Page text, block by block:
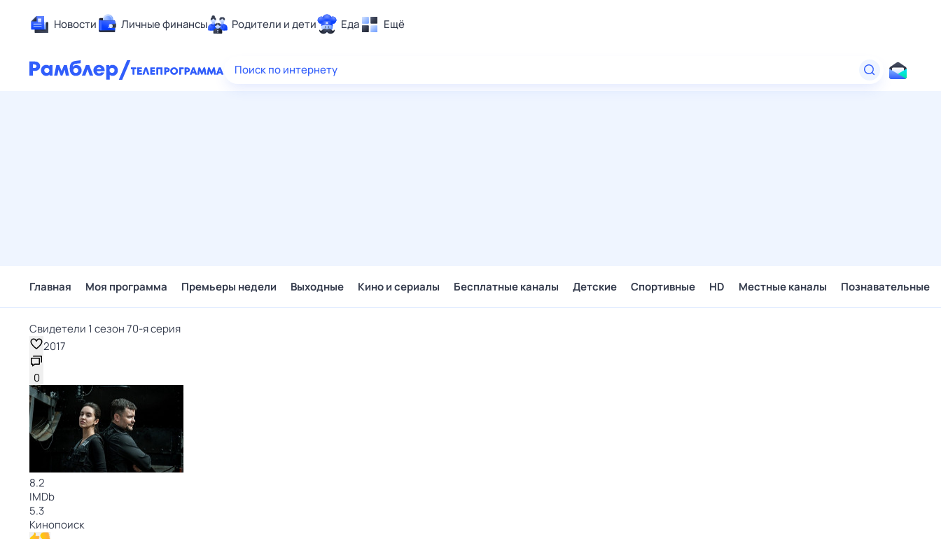
Новости Личные финансы Родители и дети Еда Ещё
Здоровье
Поиск по интернету
Главная Моя программа Премьеры недели Выходные Кино и сериалы Бесплатные каналы Детские Спортивные HD Местные каналы Познавательные
Свидетели 1 сезон 70-я серия
2017
0
8.2
IMDb
5.3
Кинопоиск